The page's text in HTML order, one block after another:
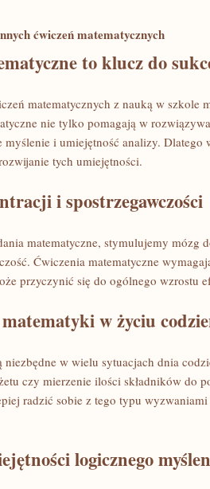
​ćwiczeń matematycznych
to klucz do
matematycznych z nauką w szkole
nie ⁢tylko pomagają w
i umiejętność analizy. Dlatego
tych umiejętności.
i spostrzegawczości
matematyczne, stymulujemy mózg
Ćwiczenia matematyczne
przyczynić się do ogólnego wzrostu
w życiu
niezbędne ‍w wielu sytuacjach dnia
czy mierzenie ilości składników do
radzić‍ sobie z tego typu
logicznego